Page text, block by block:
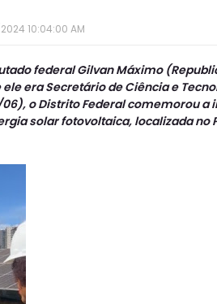
10:04:00 AM
federal Gilvan Máximo
era Secretário de Ciência e
o Distrito Federal comemorou a
solar fotovoltaica, localizada no